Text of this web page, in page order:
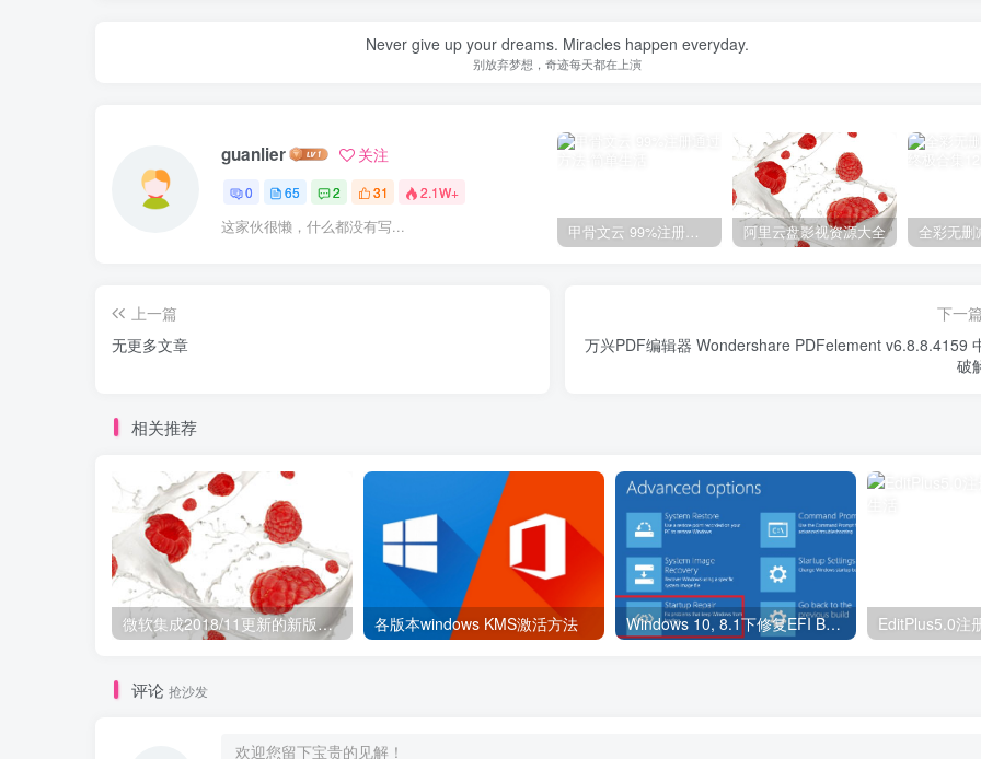
Never give up your dreams. Miracles happen everyday.
别放弃梦想，奇迹每天都在上演
guanlier 关注
0 65 2 31 2.1W+
这家伙很懒，什么都没有写... 阿里云盘影视资源大全
上一篇
无更多文章
下一篇
万兴PDF编辑器 Wondershare PDFelement v6.8.8.4159
破
相关推荐
微软集成2018/11更新的新版Windows 7镜像和简体中文语言包 各版本windows KMS激活方法 Windows 10, 8.1下修复EFI Bootloader损坏 EditPlus5.0注
评论 抢沙发